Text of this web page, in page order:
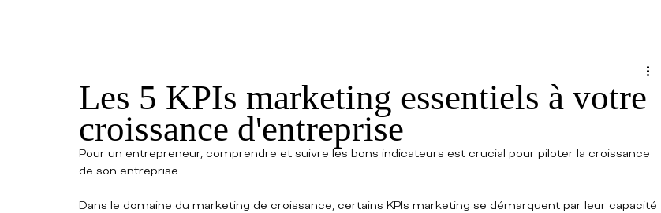
Les 5 KPIs marketing essentiels à votre
croissance d'entreprise
Pour un entrepreneur, comprendre et suivre les bons indicateurs est crucial pour piloter la croissance
de son entreprise.
Dans le domaine du marketing de croissance, certains KPIs marketing se démarquent par leur capacité